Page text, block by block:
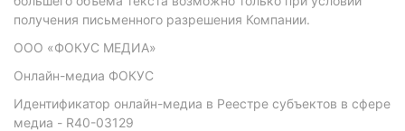
получения письменного разрешения Компании.
ООО «ФОКУС МЕДИА»
Онлайн-медиа ФОКУС
Идентификатор онлайн-медиа в Реестре субъектов в сфере
медиа - R40-03129